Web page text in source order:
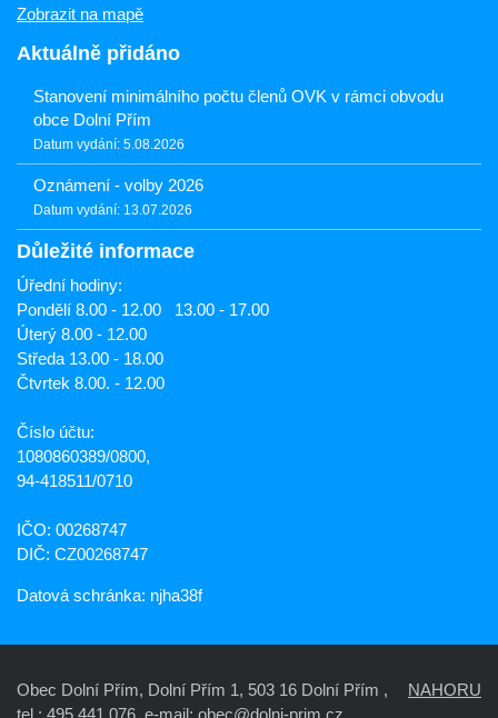
Zobrazit na mapě
Aktuálně přidáno
Stanovení minimálního počtu členů OVK v rámci obvodu
obce Dolní Přím
Datum vydání: 5.08.2026
Oznámení - volby 2026
Datum vydání: 13.07.2026
Důležité informace
Úřední hodiny:
Pondělí 8.00 - 12.00 13.00 - 17.00
Úterý 8.00 - 12.00
Středa 13.00 - 18.00
Čtvrtek 8.00. - 12.00
Číslo účtu:
1080860389/0800,
94-418511/0710
IČO: 00268747
DIČ: CZ00268747
Datová schránka: njha38f
NAHORU
Obec Dolní Přím, Dolní Přím 1, 503 16 Dolní Přím ,
tel.: 495 441 076, e-mail: obec@dolni-prim.cz